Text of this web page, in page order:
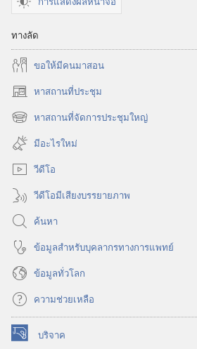
ทางลัด
ขอ​ให้​มี​คน​มา​สอน
หาสถานที่ประชุม
(เปิด
หน้าต่างหาสถานที่จัดการประชุมใหญ่
(เปิด
หน้าต่าง
ใหม่)
มีอะไรใหม่
วีดีโอ
วีดีโอมีเสียงบรรยายภาพ
ค้นหา
ข้อมูล​สำหรับ​บุคลากร​ทาง​การ​แพทย์
ข้อมูล​ทั่ว​โลก
ความช่วยเหลือ
บริจาค
(เปิด